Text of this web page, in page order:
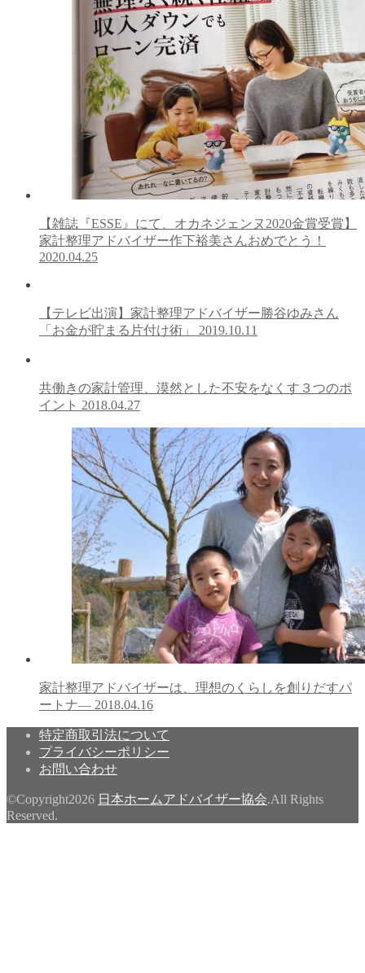
【雑誌『ESSE』にて、オカネジェンヌ2020金賞受賞】
家計整理アドバイザー作下裕美さんおめでとう！
2020.04.25
【テレビ出演】家計整理アドバイザー勝谷ゆみさん
「お金が貯まる片付け術」 2019.10.11
共働きの家計管理、漠然とした不安をなくす３つのポ
イント 2018.04.27
家計整理アドバイザーは、理想のくらしを創りだすパ
ートナ― 2018.04.16
特定商取引法について
プライバシーポリシー
お問い合わせ
©Copyright2026 日本ホームアドバイザー協会.All Rights
Reserved.